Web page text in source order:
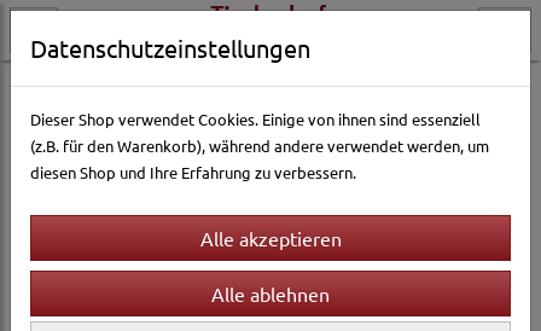
Vogelwelt Vogelfutter Gartenfutter
Sortierung wählen
Filter
Datenschutzeinstellungen
Dieser Shop verwendet Cookies. Einige von ihnen sind essenziell
(z.B. für den Warenkorb), während andere verwendet werden, um
diesen Shop und Ihre Erfahrung zu verbessern.